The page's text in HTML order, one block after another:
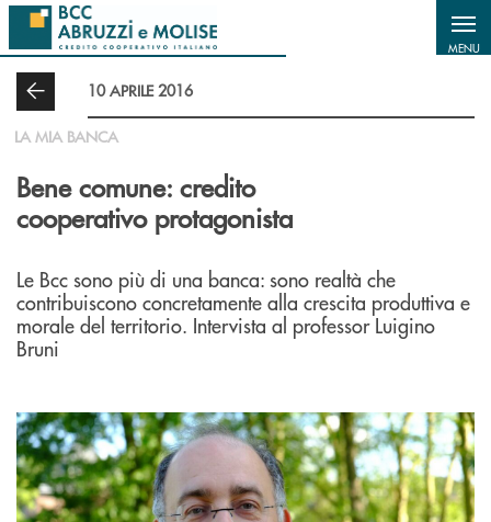
Salta al contenuto principale
MENU
10 APRILE 2016
LA MIA BANCA
Bene comune: credito
cooperativo protagonista
Le Bcc sono più di una banca: sono realtà che
contribuiscono concretamente alla crescita produttiva e
morale del territorio. Intervista al professor Luigino
Bruni